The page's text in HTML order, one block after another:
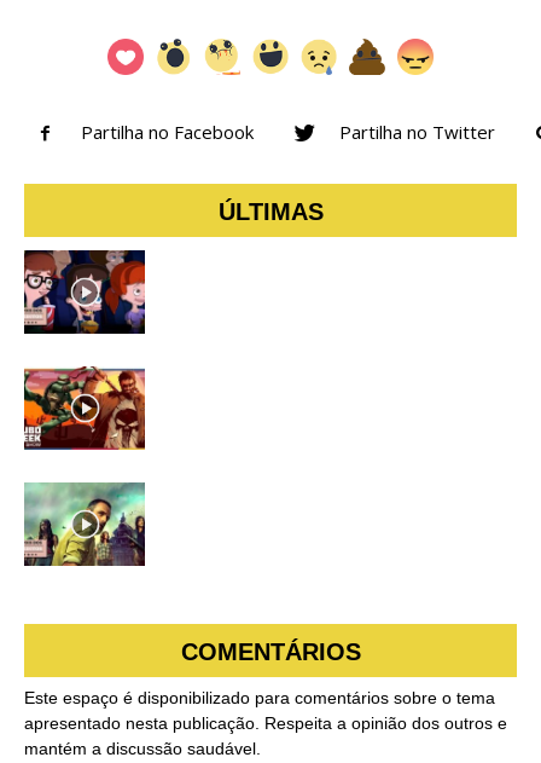
Partilha no Facebook Partilha no Twitter
ÚLTIMAS
COMENTÁRIOS
Este espaço é disponibilizado para comentários sobre o tema
apresentado nesta publicação. Respeita a opinião dos outros e
mantém a discussão saudável.